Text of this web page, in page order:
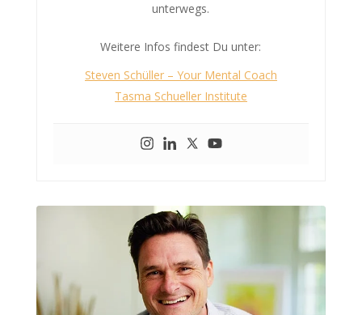
unterwegs.
Weitere Infos findest Du unter:
Steven Schüller – Your Mental Coach
Tasma Schueller Institute